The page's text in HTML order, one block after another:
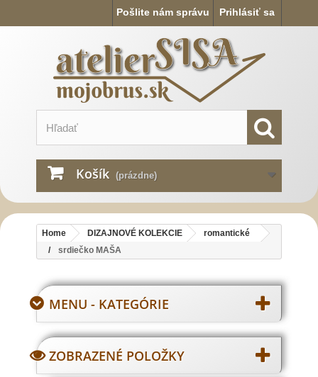
Prihlásiť sa
Pošlite nám správu
Košík (prázdne)
Home DIZAJNOVÉ KOLEKCIE
romantické
srdiečko MAŠA
MENU - KATEGÓRIE
ZOBRAZENÉ POLOŽKY